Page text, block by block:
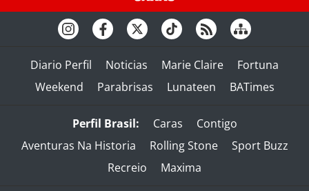
Diario Perfil Noticias Marie Claire
Fortuna
Weekend
Parabrisas Lunateen BATimes
Perfil Brasil: Caras
Contigo
Aventuras Na Historia
Rolling Stone
Sport Buzz
Recreio
Maxima